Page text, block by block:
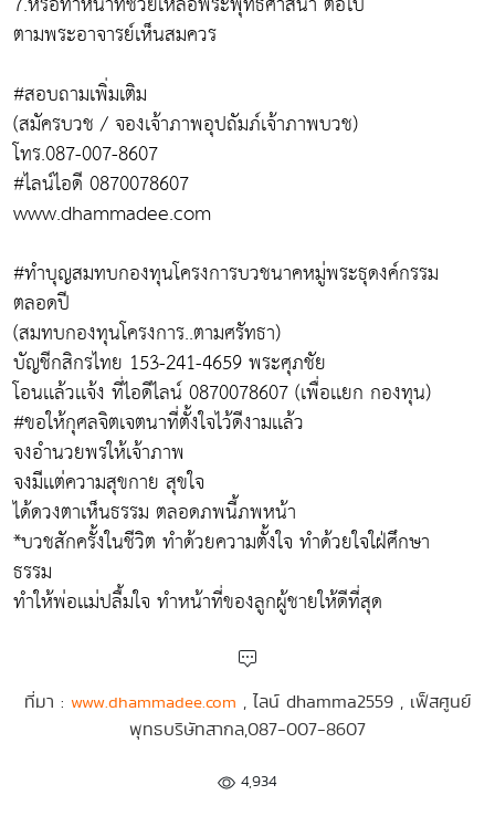
ตามพระอาจารย์เห็นสมควร
#สอบถามเพิ่มเติม
(สมัครบวช / จองเจ้าภาพอุปถัมภ์เจ้าภาพบวช)
โทร.087-007-8607
#ไลน์ไอดี 0870078607
www.dhammadee.com
#ทำบุญสมทบกองทุนโครงการบวชนาคหมู่พระธุดงค์กรรม
ตลอดปี
(สมทบกองทุนโครงการ..ตามศรัทธา)
บัญชีกสิกรไทย 153-241-4659 พระศุภชัย
โอนเเล้วเเจ้ง ที่ไอดีไลน์ 0870078607 (เพื่อเเยก กองทุน)
#ขอให้กุศลจิตเจตนาที่ตั้งใจไว้ดีงามเเล้ว
จงอำนวยพรให้เจ้าภาพ
จงมีเเต่ความสุขกาย สุขใจ
ได้ดวงตาเห็นธรรม ตลอดภพนี้ภพหน้า
*บวชสักครั้งในชีวิต ทำด้วยความตั้งใจ ทำด้วยใจใฝ่ศึกษา
ธรรม
ทำให้พ่อเเม่ปลื้มใจ ทำหน้าที่ของลูกผู้ชายให้ดีที่สุด
ที่มา : www.dhammadee.com , ไลน์ dhamma2559 , เฟ็สศูนย์
พุทธบริษัทสากล,087-007-8607
4,934